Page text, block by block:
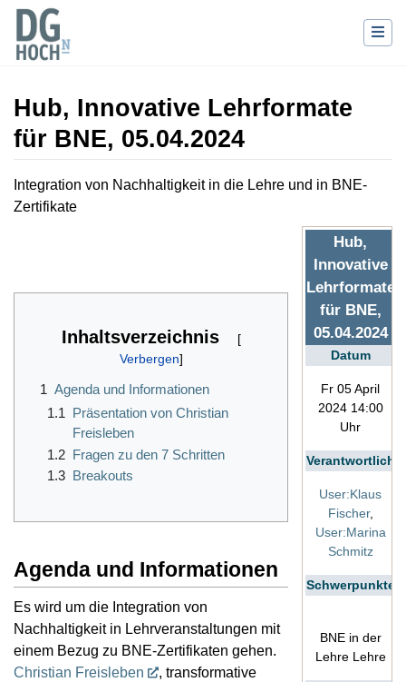
Hub, Innovative Lehrformate
für BNE, 05.04.2024
Wechseln zu:Navigation,Suche
Integration von Nachhaltigkeit in die Lehre und in BNE-
Zertifikate
Hub,
Innovative
Lehrformate
für BNE,
05.04.2024
Datum
Fr 05 April
2024 14:00
Uhr
Verantwortlich
User:Klaus
Fischer,
User:Marina
Schmitz
Schwerpunkte
BNE in der
Lehre Lehre
Inhaltsverzeichnis
1 Agenda und Informationen
1.1 Präsentation von Christian
Freisleben
1.2 Fragen zu den 7 Schritten
1.3 Breakouts
Agenda und Informationen
Es wird um die Integration von
Nachhaltigkeit in Lehrveranstaltungen mit
einem Bezug zu BNE-Zertifikaten gehen.
Christian Freisleben
, transformative